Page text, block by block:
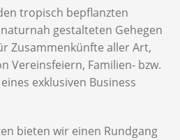
tropisch bepflanzten
gestalteten Gehegen
Zusammenkünfte aller Art,
Vereinsfeiern, Familien- bzw.
exklusiven Business
bieten wir einen Rundgang